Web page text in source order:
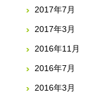
2017年7月
2017年3月
2016年11月
2016年7月
2016年3月